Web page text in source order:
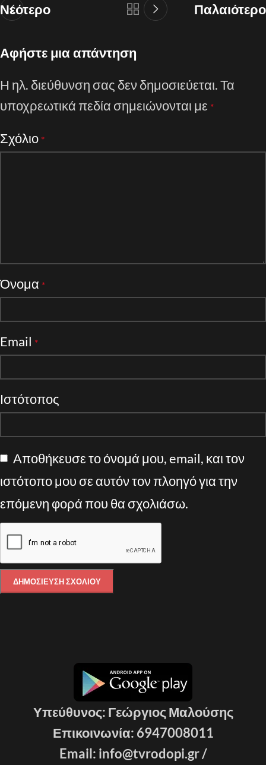
Νεότερο Παλαιότερο
Αφήστε μια απάντηση
Η ηλ. διεύθυνση σας δεν δημοσιεύεται.Τα
υποχρεωτικά πεδία σημειώνονται με *
Σχόλιο *
Όνομα *
Email *
Ιστότοπος
Αποθήκευσε το όνομά μου, email, και τον
ιστότοπο μου σε αυτόν τον πλοηγό για την
επόμενη φορά που θα σχολιάσω.
Υπεύθυνος: Γεώργιος Μαλούσης
Επικοινωνία: 6947008011
Email: info@tvrodopi.gr /